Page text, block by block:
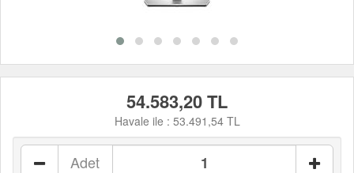
54.583,20 TL
Havale ile : 53.491,54 TL
Adet